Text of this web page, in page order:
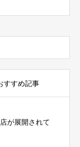
すすめ記事
が展開されて